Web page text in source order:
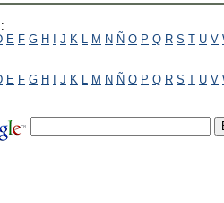
E F G H I J K L M N Ñ O P Q R S T U V
E F G H I J K L M N Ñ O P Q R S T U V